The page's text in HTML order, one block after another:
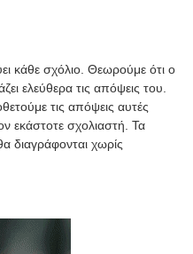
κάθε σχόλιο. Θεωρούμε ότι ο
ελεύθερα τις απόψεις του.
τις απόψεις αυτές
εκάστοτε σχολιαστή. Τα
διαγράφονται χωρίς